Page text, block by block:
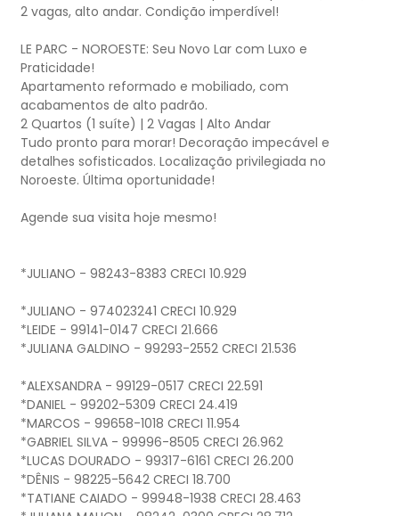
2 vagas, alto andar. Condição imperdível!
LE PARC - NOROESTE: Seu Novo Lar com Luxo e
Praticidade!
Apartamento reformado e mobiliado, com
acabamentos de alto padrão.
2 Quartos (1 suíte) | 2 Vagas | Alto Andar
Tudo pronto para morar! Decoração impecável e
detalhes sofisticados. Localização privilegiada no
Noroeste. Última oportunidade!
Agende sua visita hoje mesmo!
*JULIANO - 98243-8383 CRECI 10.929
*JULIANO - 974023241 CRECI 10.929
*LEIDE - 99141-0147 CRECI 21.666
*JULIANA GALDINO - 99293-2552 CRECI 21.536
*ALEXSANDRA - 99129-0517 CRECI 22.591
*DANIEL - 99202-5309 CRECI 24.419
*MARCOS - 99658-1018 CRECI 11.954
*GABRIEL SILVA - 99996-8505 CRECI 26.962
*LUCAS DOURADO - 99317-6161 CRECI 26.200
*DÊNIS - 98225-5642 CRECI 18.700
*TATIANE CAIADO - 99948-1938 CRECI 28.463